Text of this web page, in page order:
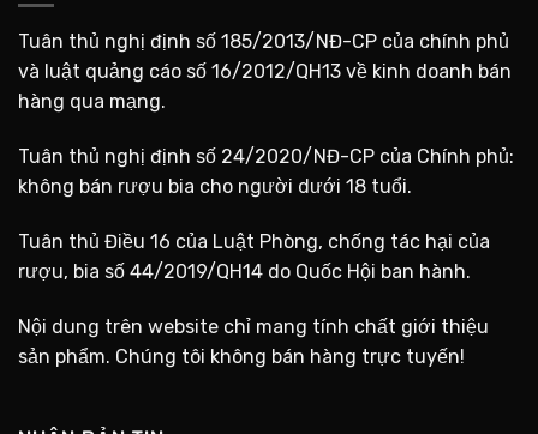
Tuân thủ nghị định số 185/2013/NĐ-CP của chính phủ
và luật quảng cáo số 16/2012/QH13 về kinh doanh bán
hàng qua mạng.
Tuân thủ nghị định số 24/2020/NĐ-CP của Chính phủ:
không bán rượu bia cho người dưới 18 tuổi.
Tuân thủ Điều 16 của Luật Phòng, chống tác hại của
rượu, bia số 44/2019/QH14 do Quốc Hội ban hành.
Nội dung trên website chỉ mang tính chất giới thiệu
sản phẩm. Chúng tôi không bán hàng trực tuyến!